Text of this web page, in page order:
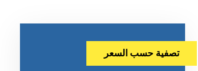
تصفية حسب السعر